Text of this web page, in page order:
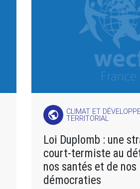
public
CLIMAT ET
TERRITORIAL
Loi Duplomb : une
court-termiste au
nos santés et de nos
démocraties